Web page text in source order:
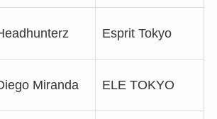
Esprit Tokyo
Miranda ELE TOKYO